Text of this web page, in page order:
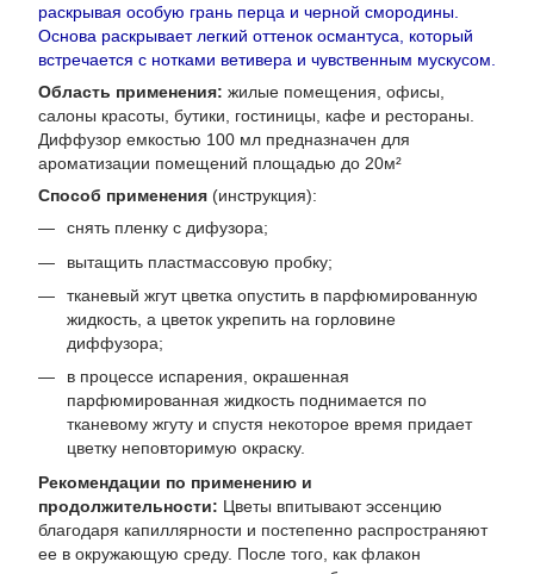
раскрывая особую грань перца и черной смородины.
Основа раскрывает легкий оттенок османтуса, который
встречается с нотками ветивeра и чувственным мускусом.
Область применения: жилые помещения, офисы,
салоны красоты, бутики, гостиницы, кафе и рестораны.
Диффузор емкостью 100 мл предназначен для
ароматизации помещений площадью до 20м²
Способ применения (инструкция):
снять пленку с дифузора;
вытащить пластмассовую пробку;
тканевый жгут цветка опустить в парфюмированную
жидкость, а цветок укрепить на горловине
диффузора;
в процессе испарения, окрашенная
парфюмированная жидкость поднимается по
тканевому жгуту и спустя некоторое время придает
цветку неповторимую окраску.
Рекомендации по применению и
продолжительности: Цветы впитывают эссенцию
благодаря капиллярности и постепенно распространяют
ее в окружающую среду. После того, как флакон